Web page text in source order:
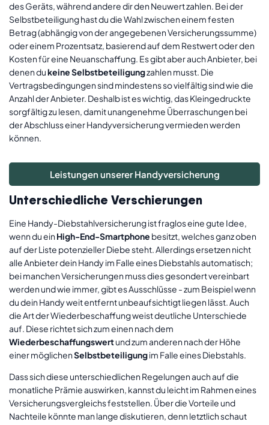
des Geräts, während andere dir den Neuwert zahlen. Bei der
Selbstbeteiligung hast du die Wahl zwischen einem festen
Betrag (abhängig von der angegebenen Versicherungssumme)
oder einem Prozentsatz, basierend auf dem Restwert oder den
Kosten für eine Neuanschaffung. Es gibt aber auch Anbieter, bei
denen dukeine Selbstbeteiligungzahlen musst. Die
Vertragsbedingungen sind mindestens so vielfältig sind wie die
Anzahl der Anbieter. Deshalb ist es wichtig, das Kleingedruckte
sorgfältig zu lesen, damit unangenehme Überraschungen bei
der Abschluss einer Handyversicherung vermieden werden
können.
Leistungen unserer Handyversicherung
Unterschiedliche Verschierungen
Eine Handy-Diebstahlversicherung ist fraglos eine gute Idee,
wenn du ein High-End-Smartphone besitzt, welches ganz oben
auf der Liste potenzieller Diebe steht. Allerdings ersetzen nicht
alle Anbieter dein Handy im Falle eines Diebstahls automatisch;
bei manchen Versicherungen muss dies gesondert vereinbart
werden und wie immer, gibt es Ausschlüsse - zum Beispiel wenn
du dein Handy weit entfernt unbeaufsichtigt liegen lässt. Auch
die Art der Wiederbeschaffung weist deutliche Unterschiede
auf. Diese richtet sich zum einen nach dem
Wiederbeschaffungswertund zum anderen nach der Höhe
einer möglichenSelbstbeteiligungim Falle eines Diebstahls.
Dass sich diese unterschiedlichen Regelungen auch auf die
monatliche Prämie auswirken, kannst du leicht im Rahmen eines
Versicherungsvergleichs feststellen. Über die Vorteile und
Nachteile könnte man lange diskutieren, denn letztlich schaut